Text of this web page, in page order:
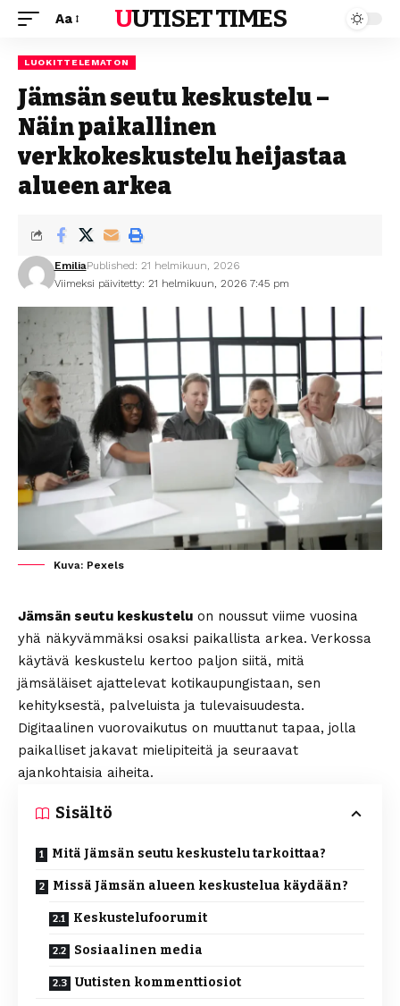
Aa UUTISET TIMES
LUOKITTELEMATON
Jämsän seutu keskustelu –
Näin paikallinen
verkkokeskustelu heijastaa
alueen arkea
Viimeksi päivitetty: 21 helmikuun, 2026 7:45 pm
EmiliaPublished: 21 helmikuun, 2026
Kuva: Pexels
Jämsän seutu keskustelu on noussut viime vuosina
yhä näkyvämmäksi osaksi paikallista arkea. Verkossa
käytävä keskustelu kertoo paljon siitä, mitä
jämsäläiset ajattelevat kotikaupungistaan, sen
kehityksestä, palveluista ja tulevaisuudesta.
Digitaalinen vuorovaikutus on muuttanut tapaa, jolla
paikalliset jakavat mielipiteitä ja seuraavat
ajankohtaisia aiheita.
Sisältö
Mitä Jämsän seutu keskustelu tarkoittaa?
Missä Jämsän alueen keskustelua käydään?
Keskustelufoorumit
Sosiaalinen media
Uutisten kommenttiosiot